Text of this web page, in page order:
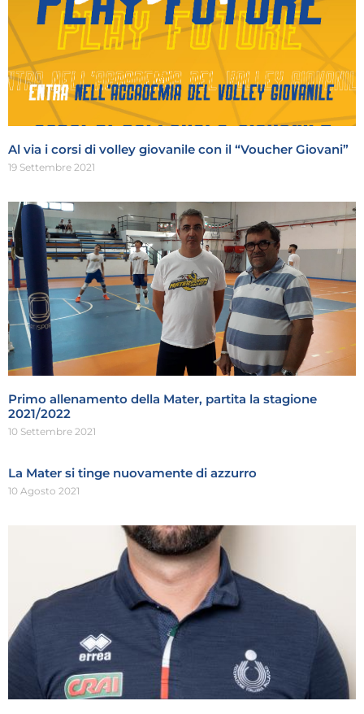
Al via i corsi di volley giovanile con il “Voucher Giovani”
19 Settembre 2021
Primo allenamento della Mater, partita la stagione
2021/2022
10 Settembre 2021
La Mater si tinge nuovamente di azzurro
10 Agosto 2021